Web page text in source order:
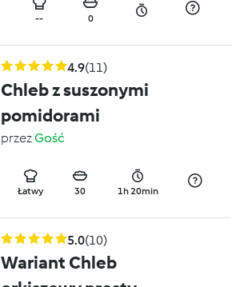
-- 0
4.9(11)
Chleb z suszonymi
pomidorami
przezGość
Łatwy 30 1h 20min
5.0(10)
Wariant Chleb